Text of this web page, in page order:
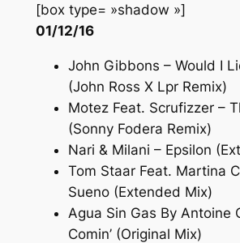
[box type= »shadow »]
01/12/16
John Gibbons – Would I
(John Ross X Lpr Remix)
Motez Feat. Scrufizzer –
(Sonny Fodera Remix)
Nari & Milani – Epsilon
Tom Staar Feat. Martina
Sueno (Extended Mix)
Agua Sin Gas By Antoine
Comin’ (Original Mix)